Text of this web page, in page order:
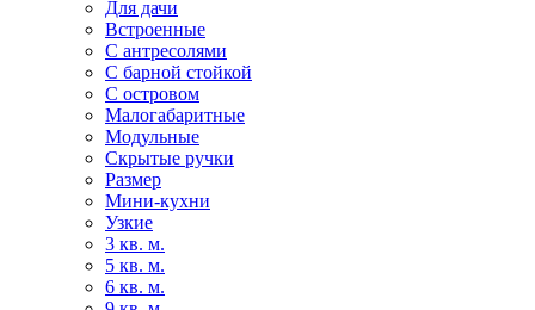
Для дачи
Встроенные
С антресолями
С барной стойкой
С островом
Малогабаритные
Модульные
Скрытые ручки
Размер
Мини-кухни
Узкие
3 кв. м.
5 кв. м.
6 кв. м.